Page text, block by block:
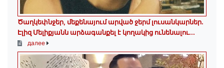
Ծաղկեփնջեր, մեքենայում արված ջերմ լուսանկարներ.
Էլիզ Մելիքյանն արձագանքել է կողակից ունենալու...
далее